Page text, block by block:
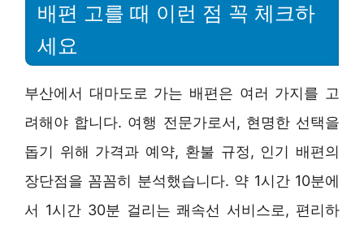
배편 고를 때 이런 점 꼭 체크하
세요
부산에서 대마도로 가는 배편은 여러 가지를 고
려해야 합니다. 여행 전문가로서, 현명한 선택을
돕기 위해 가격과 예약, 환불 규정, 인기 배편의
장단점을 꼼꼼히 분석했습니다. 약 1시간 10분에
서 1시간 30분 걸리는 쾌속선 서비스로, 편리하